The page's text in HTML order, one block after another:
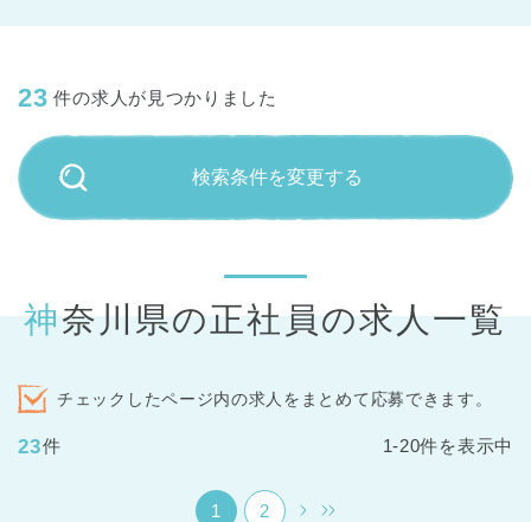
23 件の求人が見つかりました
検索条件を変更する
神奈川県の正社員の求人一覧
チェックしたページ内の求人をまとめて応募できます。
23件 1-20件を表示中
1 2